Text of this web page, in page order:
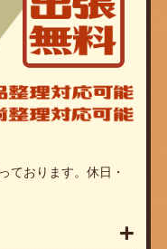
ております。休日・